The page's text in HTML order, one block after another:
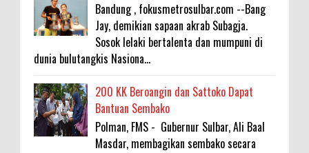
Bandung , fokusmetrosulbar.com --Bang
Jay, demikian sapaan akrab Subagja.
Sosok lelaki bertalenta dan mumpuni di
dunia bulutangkis Nasiona...
200 KK Beroangin dan Sattoko Dapat
Bantuan Sembako
Polman, FMS - Gubernur Sulbar, Ali Baal
Masdar, membagikan sembako secara